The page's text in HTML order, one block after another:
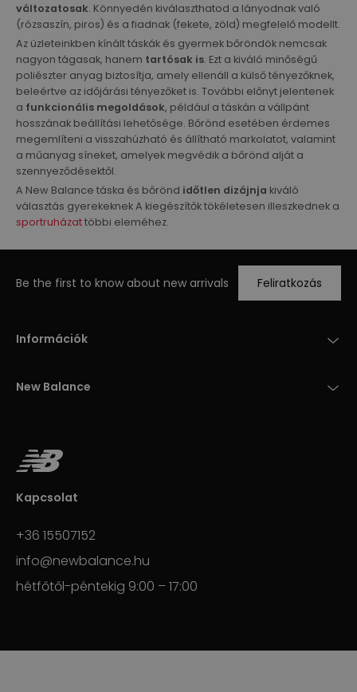
változatosak. Könnyedén kiválaszthatod a lányodnak való
(rózsaszín, piros) és a fiadnak (fekete, zöld) megfelelő modellt.
Az üzleteinkben kínált táskák és gyermek bőröndök nemcsak
nagyon tágasak, hanem tartósak is. Ezt a kiváló minőségű
poliészter anyag biztosítja, amely ellenáll a külső tényezőknek,
beleértve az időjárási tényezőket is. További előnyt jelentenek
a funkcionális megoldások, például a táskán a vállpánt
hosszának beállítási lehetősége. Bőrönd esetében érdemes
megemlíteni a visszahúzható és állítható markolatot, valamint
a műanyag síneket, amelyek megvédik a bőrönd alját a
szennyeződésektől.
A New Balance táska és bőrönd időtlen dizájnja kiváló
választás gyerekeknek A kiegészítők tökéletesen illeszkednek a
sportruházattöbbi eleméhez.
Be the first to know about new arrivals Feliratkozás
Információk
New Balance
Kapcsolat
+36 15507152
info@newbalance.hu
hétfőtől-péntekig 9:00 – 17:00